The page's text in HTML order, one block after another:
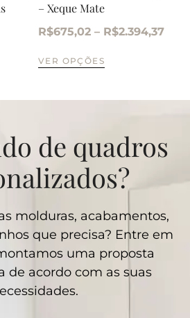
– Xeque Mate
R$675,02 – R$2.394,37
VER OPÇÕES
de quadros
molduras, acabamentos,
que precisa? Entre em
uma proposta
de acordo com as suas